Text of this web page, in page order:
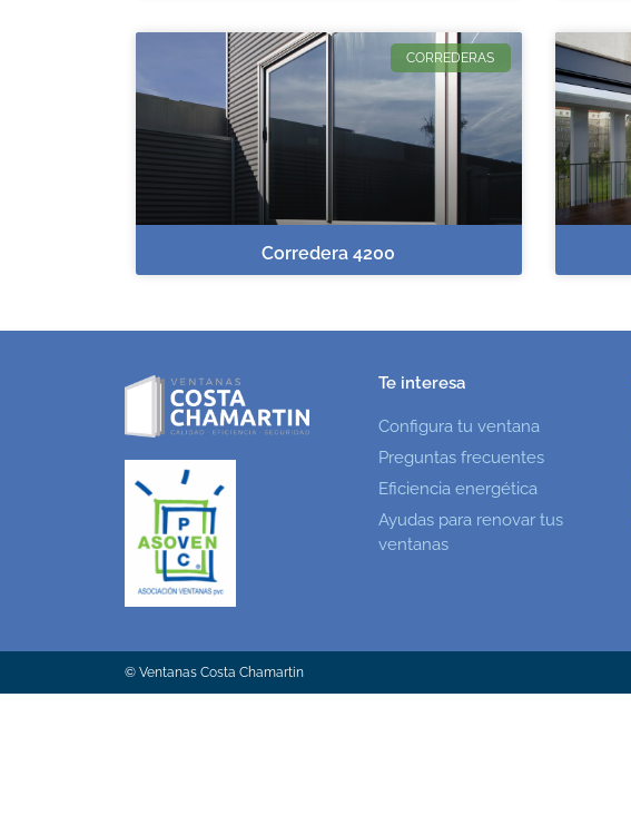
CORREDERAS
Corredera 4200
Te interesa
Configura tu ventana
Preguntas frecuentes
Eficiencia energética
Ayudas para renovar tus
ventanas
© Ventanas Costa Chamartin